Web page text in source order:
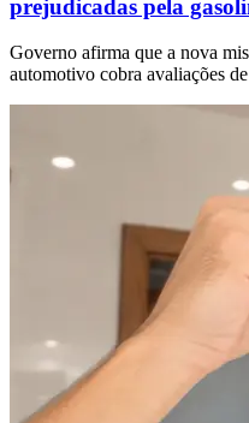
prejudicadas pela
Governo afirma que a nova
automotivo cobra avaliações